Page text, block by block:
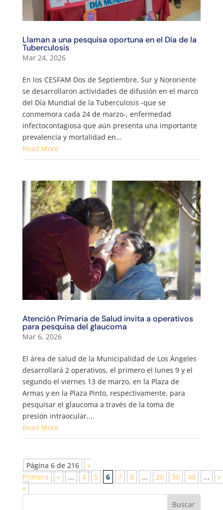
Llaman a una pesquisa oportuna en el Día de la
Tuberculosis
Mar 24, 2026
En los CESFAM Dos de Septiembre, Sur y Nororiente
se desarrollaron actividades de difusión en el marco
del Día Mundial de la Tuberculosis -que se
conmemora cada 24 de marzo-, enfermedad
infectocontagiosa que aún presenta una importante
prevalencia y mortalidad en...
Read More
Atención Primaria de Salud invita a operativos
para pesquisa del glaucoma
Mar 6, 2026
El área de salud de la Municipalidad de Los Ángeles
desarrollará 2 operativos, el primero el lunes 9 y el
segundo el viernes 13 de marzo, en la Plaza de
Armas y en la Plaza Pinto, respectivamente, para
pesquisar el glaucoma a través de la toma de
presión intraocular....
Read More
Página 6 de 216
«
Primera
« ... 4 5 6 7 8 ... 20 30 40 ...
»
»